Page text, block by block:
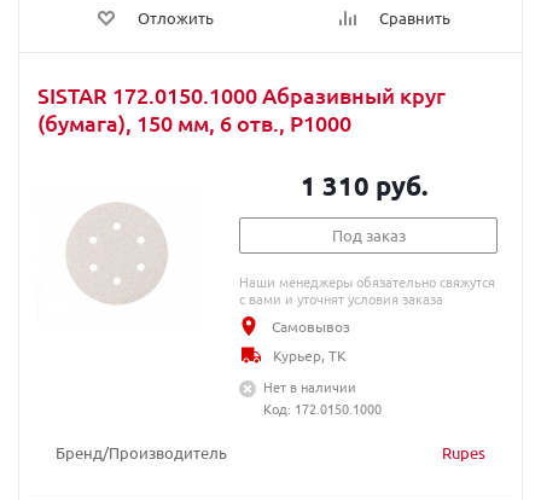
Отложить Сравнить
SISTAR 172.0150.1000 Абразивный круг
(бумага), 150 мм, 6 отв., P1000
Бренд/Производитель Rupes
1 310 руб.
Под заказ
Наши менеджеры обязательно свяжутся
с вами и уточнят условия заказа
Самовывоз
Курьер, ТК
Нет в наличии
Код: 172.0150.1000